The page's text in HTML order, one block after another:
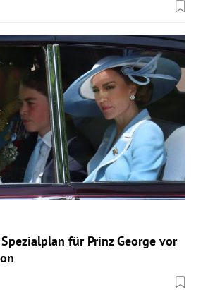
für Prinz George vor